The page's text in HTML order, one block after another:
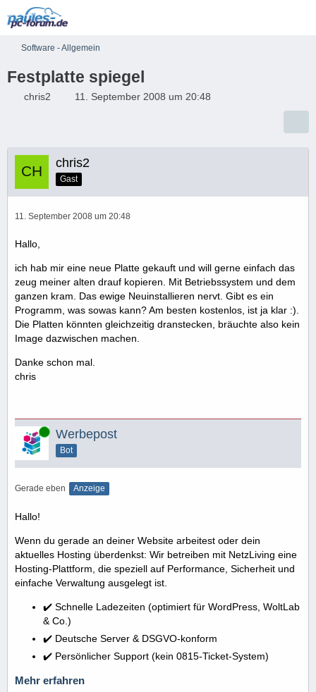
Software - Allgemein
Festplatte spiegel
chris2 11. September 2008 um 20:48
chris2
Gast
11. September 2008 um 20:48
Hallo,
ich hab mir eine neue Platte gekauft und will gerne einfach das
zeug meiner alten drauf kopieren. Mit Betriebssystem und dem
ganzen kram. Das ewige Neuinstallieren nervt. Gibt es ein
Programm, was sowas kann? Am besten kostenlos, ist ja klar :).
Die Platten könnten gleichzeitig dranstecken, bräuchte also kein
Image dazwischen machen.
Danke schon mal.
chris
Online Werbepost
Bot
Gerade eben Anzeige
Hallo!
Wenn du gerade an deiner Website arbeitest oder dein
aktuelles Hosting überdenkst: Wir betreiben mit NetzLiving eine
Hosting-Plattform, die speziell auf Performance, Sicherheit und
einfache Verwaltung ausgelegt ist.
✔️ Schnelle Ladezeiten (optimiert für WordPress, WoltLab
& Co.)
✔️ Deutsche Server & DSGVO-konform
✔️ Persönlicher Support (kein 0815-Ticket-System)
Mehr erfahren